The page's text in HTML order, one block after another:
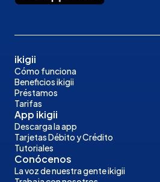
ikigii
Cómo funciona
Beneficios ikigii
Préstamos
Tarifas
App ikigii
Descarga la app
Tarjetas Débito y Crédito
Tutoriales
Conócenos
La voz de nuestra gente ikigii